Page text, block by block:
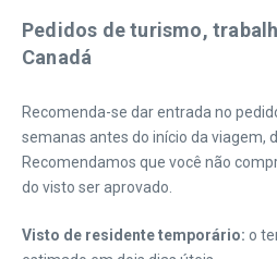
Pedidos de turismo,
Canadá
Recomenda-se dar entrada no
semanas antes do início da viagem,
Recomendamos que você não
do visto ser aprovado.
Visto de residente temporário: o